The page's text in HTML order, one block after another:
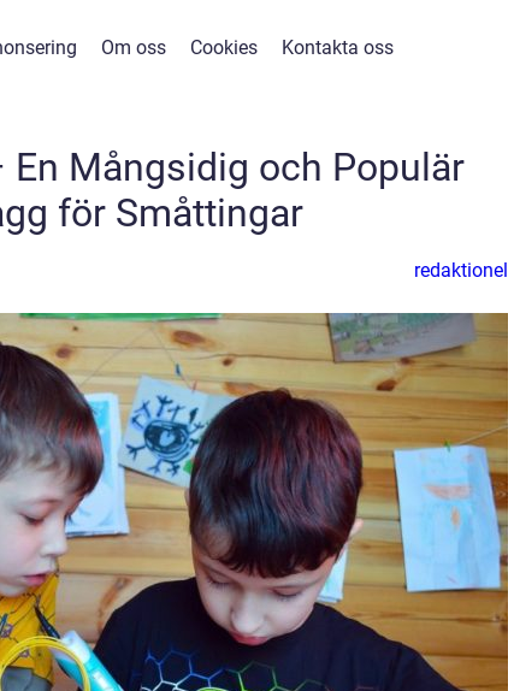
Om oss Cookies Kontakta oss
Mångsidig och Populär
för Småttingar
redaktionel